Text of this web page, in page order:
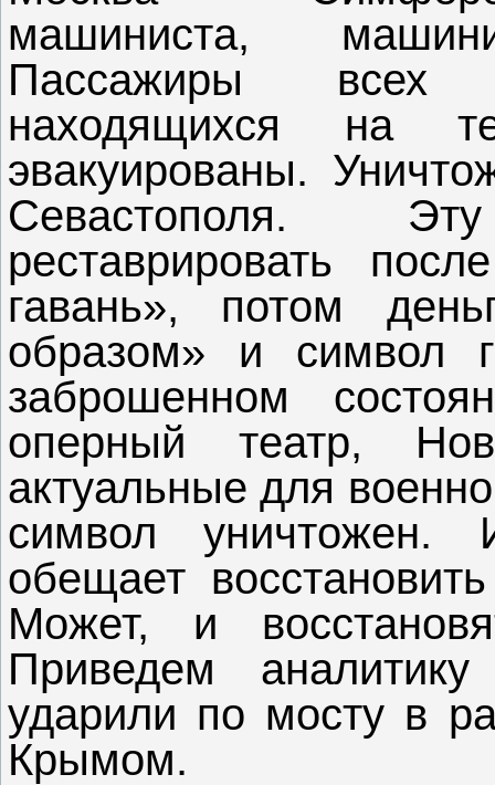
машиниста,
Пассажиры всех
находящихся на
эвакуированы.
Севастополя.
реставрировать
гавань», потом
образом» и символ
заброшенном
оперный театр,
актуальные для
символ уничтожен.
обещает
Может, и
Приведем
ударили по мосту в
Крымом.